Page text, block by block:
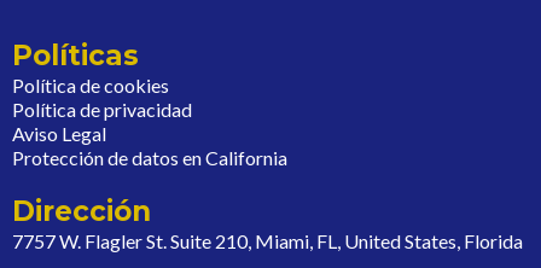
Políticas
Política de cookies
Política de privacidad
Aviso Legal
Protección de datos en California
Dirección
7757 W. Flagler St. Suite 210, Miami, FL, United States, Florida